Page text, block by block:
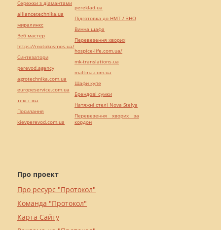
Про проект
Про ресурс "Протокол"
Команда "Протокол"
Карта Сайту
Сережки з діамантами
alliancetechnika.ua
миралинкс
Веб мастер
https://motokosmos.ua/
Синтезатори
perevod.agency
agrotechnika.com.ua
europeservice.com.ua
текст юа
Посилання
kievperevod.com.ua
pereklad.ua
Підготовка до НМТ / ЗНО
Винна шафа
Перевезення хворих
hospice-life.com.ua/
mk-translations.ua
maltina.com.ua
Шафи купе
Брендові сумки
Натяжні стелі Nova Stelya
Перевезення хворих за
кордон